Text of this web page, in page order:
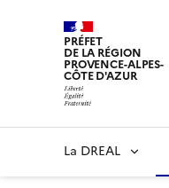
PRÉFET
DE LA RÉGION
PROVENCE-ALPES-
CÔTE D'AZUR
La DREAL